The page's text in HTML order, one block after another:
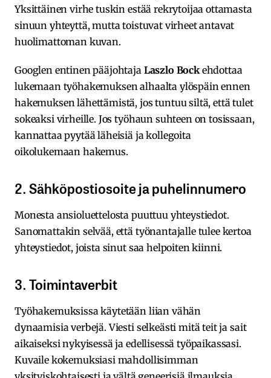
Yksittäinen virhe tuskin estää rekrytoijaa ottamasta
sinuun yhteyttä, mutta toistuvat virheet antavat
huolimattoman kuvan.
Googlen entinen pääjohtaja Laszlo Bockehdottaa
lukemaan työhakemuksen alhaalta ylöspäin ennen
hakemuksen lähettämistä, jos tuntuu siltä, että tulet
sokeaksi virheille. Jos työhaun suhteen on tosissaan,
kannattaa pyytää läheisiä ja kollegoita
oikolukemaan hakemus.
2. Sähköpostiosoite ja puhelinnumero
Monesta ansioluettelosta puuttuu yhteystiedot.
Sanomattakin selvää, että työnantajalle tulee kertoa
yhteystiedot, joista sinut saa helpoiten kiinni.
3. Toimintaverbit
Työhakemuksissa käytetään liian vähän
dynaamisia verbejä. Viesti selkeästi mitä teit ja sait
aikaiseksi nykyisessä ja edellisessä työpaikassasi.
Kuvaile kokemuksiasi mahdollisimman